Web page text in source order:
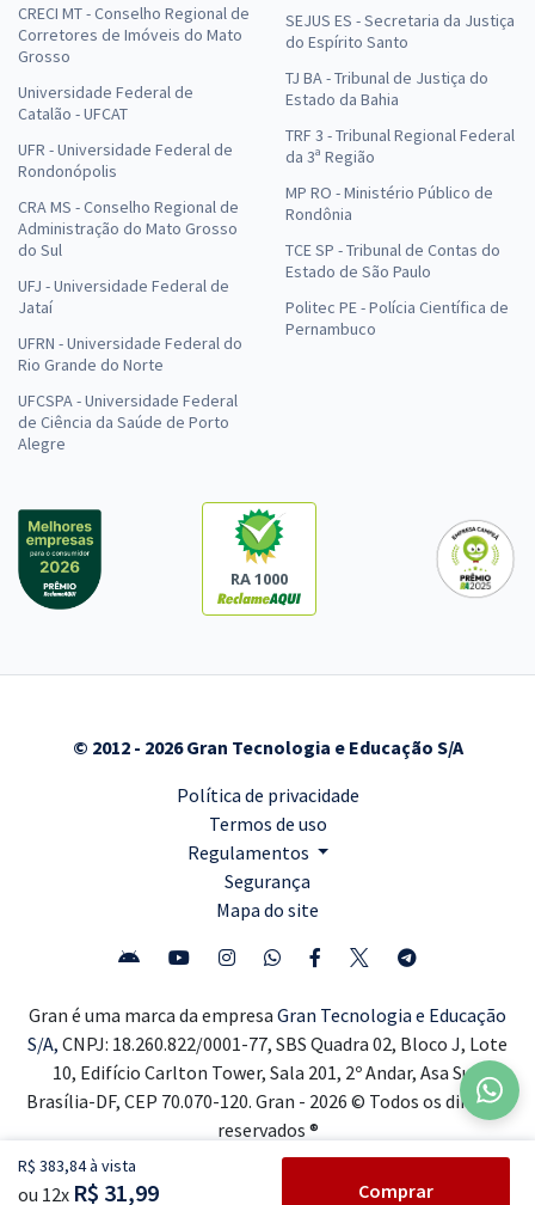
R$ 383,84 à vista
ou 12x R$ 31,99 Comprar
CRECI MT - Conselho Regional de
Corretores de Imóveis do Mato
Grosso
Universidade Federal de
Catalão - UFCAT
UFR - Universidade Federal de
Rondonópolis
CRA MS - Conselho Regional de
Administração do Mato Grosso
do Sul
UFJ - Universidade Federal de
Jataí
UFRN - Universidade Federal do
Rio Grande do Norte
UFCSPA - Universidade Federal
de Ciência da Saúde de Porto
Alegre
SEJUS ES - Secretaria da Justiça
do Espírito Santo
TJ BA - Tribunal de Justiça do
Estado da Bahia
TRF 3 - Tribunal Regional Federal
da 3ª Região
MP RO - Ministério Público de
Rondônia
TCE SP - Tribunal de Contas do
Estado de São Paulo
Politec PE - Polícia Científica de
Pernambuco
RA 1000
© 2012 - 2026 Gran Tecnologia e Educação S/A
Política de privacidade
Termos de uso
Regulamentos
Segurança
Mapa do site
Gran é uma marca da empresa Gran Tecnologia e Educação
S/A, CNPJ: 18.260.822/0001-77, SBS Quadra 02, Bloco J, Lote
10, Edifício Carlton Tower, Sala 201, 2º Andar, Asa Sul,
Brasília-DF, CEP 70.070-120. Gran - 2026 © Todos os direitos
reservados ®